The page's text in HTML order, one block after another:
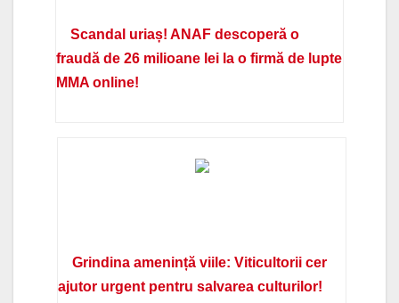
Scandal uriaș! ANAF descoperă o
fraudă de 26 milioane lei la o firmă de lupte
MMA online!
Grindina amenință viile: Viticultorii cer
ajutor urgent pentru salvarea culturilor!